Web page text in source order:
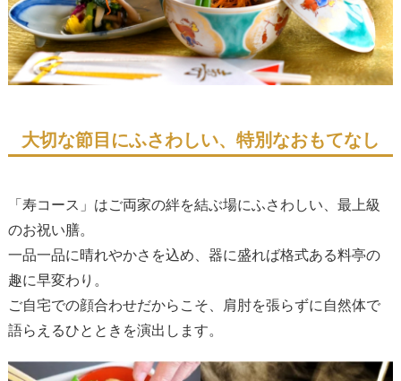
大切な節目にふさわしい、特別なおもてなし
「寿コース」はご両家の絆を結ぶ場にふさわしい、最上級
のお祝い膳。
一品一品に晴れやかさを込め、器に盛れば格式ある料亭の
趣に早変わり。
ご自宅での顔合わせだからこそ、肩肘を張らずに自然体で
語らえるひとときを演出します。